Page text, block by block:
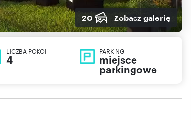
20 Zobacz galerię
LICZBA POKOI
4
PARKING
miejsce
parkingowe